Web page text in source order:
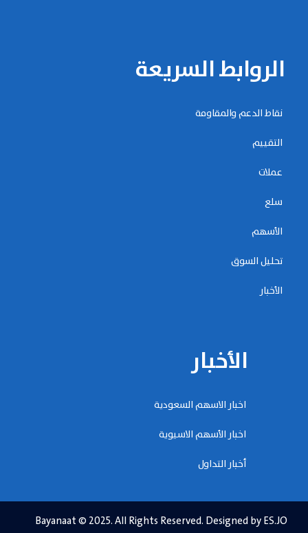
الروابط السريعة
نقاط الدعم والمقاومة
التقييم
عملات
سلع
الأسهم
تحليل السوق
الأخبار
الأخبار
اخبار الاسهم السعودية
اخبار الأسهم الاسيوية
أخبار التداول
Bayanaat © 2025. All Rights Reserved. Designed by ES.JO